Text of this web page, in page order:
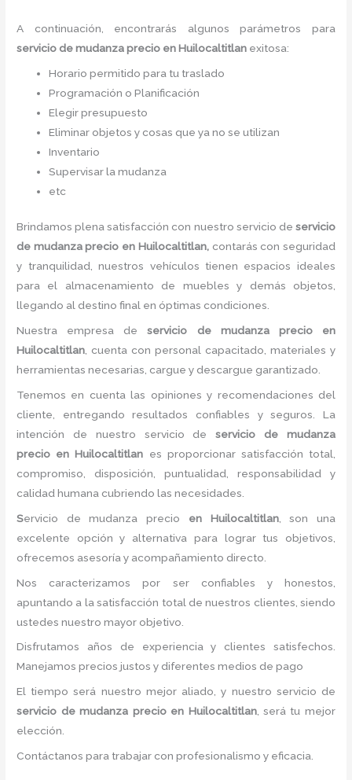
A continuación, encontrarás algunos parámetros para
servicio de mudanza precio en Huilocaltitlan exitosa:
Horario permitido para tu traslado
Programación o Planificación
Elegir presupuesto
Eliminar objetos y cosas que ya no se utilizan
Inventario
Supervisar la mudanza
etc
Brindamos plena satisfacción con nuestro servicio de servicio
de mudanza precio en Huilocaltitlan, contarás con seguridad
y tranquilidad, nuestros vehículos tienen espacios ideales
para el almacenamiento de muebles y demás objetos,
llegando al destino final en óptimas condiciones.
Nuestra empresa deservicio de mudanza precio
en
Huilocaltitlan , cuenta con personal capacitado, materiales y
herramientas necesarias, cargue y descargue garantizado.
Tenemos en cuenta las opiniones y recomendaciones del
cliente, entregando resultados confiables y seguros. La
intención de nuestro servicio de servicio de mudanza
precio en Huilocaltitlan es proporcionar satisfacción total,
compromiso, disposición, puntualidad, responsabilidad y
calidad humana cubriendo las necesidades.
Servicio de mudanza precio en Huilocaltitlan, son una
excelente opción y alternativa para lograr tus objetivos,
ofrecemos asesoría y acompañamiento directo.
Nos caracterizamos por ser confiables y honestos,
apuntando a la satisfacción total de nuestros clientes, siendo
ustedes nuestro mayor objetivo.
Disfrutamos años de experiencia y clientes satisfechos.
Manejamos precios justos y diferentes medios de pago
El tiempo será nuestro mejor aliado, y nuestro servicio de
servicio de mudanza precio en Huilocaltitlan, será tu mejor
elección.
Contáctanos para trabajar con profesionalismo y eficacia.